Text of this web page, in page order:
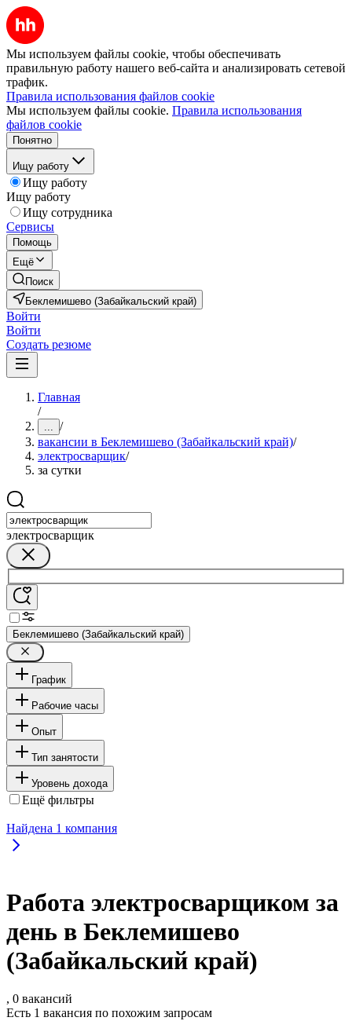
Мы используем файлы cookie, чтобы обеспечивать
правильную работу нашего веб-сайта и анализировать сетевой
трафик.
Правила использования файлов cookie
Мы используем файлы cookie. Правила использования
файлов cookie
Понятно
Ищу работу
Ищу работу
Ищу работу
Ищу сотрудника
Сервисы
Помощь
Ещё
Поиск
Беклемишево (Забайкальский край)
Войти
Войти
Создать резюме
Главная
/
... /
вакансии в Беклемишево (Забайкальский край)/
электросварщик/
за сутки
электросварщик
Беклемишево (Забайкальский край)
График
Рабочие часы
Опыт
Тип занятости
Уровень дохода
Ещё фильтры
Найдена 1 компания
Работа электросварщиком за
день в Беклемишево
(Забайкальский край)
, 0 вакансий
Есть 1 вакансия по похожим запросам